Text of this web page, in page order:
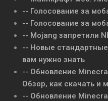
-- Голосование за
-- Голосование за
-- Mojang запретили
-- Новые
вам нужно знать
-- Обновление
Обзор, как скачать и
-- Обновление